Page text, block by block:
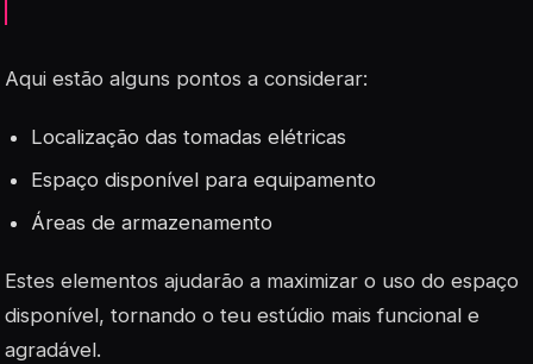
Aqui estão alguns pontos a considerar:
Localização das tomadas elétricas
Espaço disponível para equipamento
Áreas de armazenamento
Estes elementos ajudarão a maximizar o uso do espaço
disponível, tornando o teu estúdio mais funcional e
agradável.